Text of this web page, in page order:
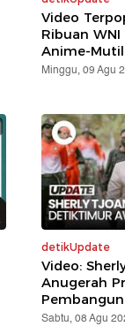
Video
Ribuan
Anime-
Minggu, 09 Agu
detikUpdate
Video:
Anugerah
Sabtu, 08 Agu